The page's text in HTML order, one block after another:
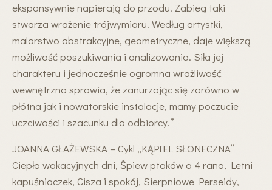
ekspansywnie napierają do przodu. Zabieg taki
stwarza wrażenie trójwymiaru. Według artystki,
malarstwo abstrakcyjne, geometryczne, daje większą
możliwość poszukiwania i analizowania. Siła jej
charakteru i jednocześnie ogromna wrażliwość
wewnętrzna sprawia, że zanurzając się zarówno w
płótna jak i nowatorskie instalacje, mamy poczucie
uczciwości i szacunku dla odbiorcy.”
JOANNA GŁAŻEWSKA – Cykl „KĄPIEL SŁONECZNA”
Ciepło wakacyjnych dni, Śpiew ptaków o 4 rano, Letni
kapuśniaczek, Cisza i spokój, Sierpniowe Perseidy,